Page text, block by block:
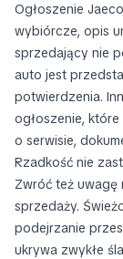
Ogłoszenie
wybiórcze, opis
sprzedający nie
auto jest
potwierdzenia.
ogłoszenie,
o serwisie,
Rzadkość nie
Zwróć też
sprzedaży.
podejrzanie
ukrywa zwykłe